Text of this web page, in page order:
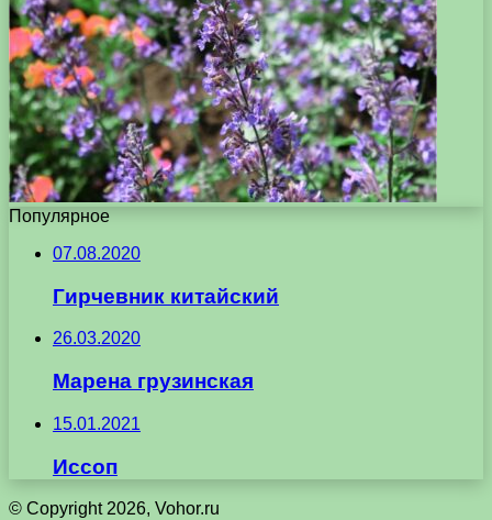
Популярное
07.08.2020
Гирчевник китайский
26.03.2020
Марена грузинская
15.01.2021
Иссоп
© Copyright 2026, Vohor.ru